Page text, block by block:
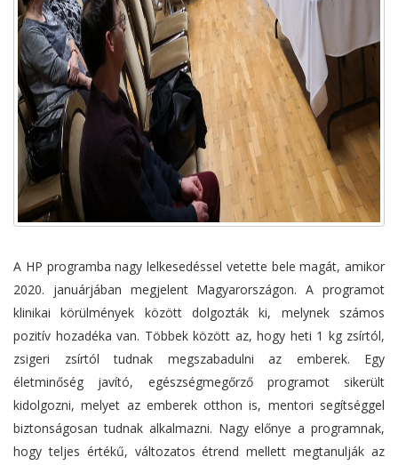
A HP programba nagy lelkesedéssel vetette bele magát, amikor
2020. januárjában megjelent Magyarországon. A programot
klinikai körülmények között dolgozták ki, melynek számos
pozitív hozadéka van. Többek között az, hogy heti 1 kg zsírtól,
zsigeri zsírtól tudnak megszabadulni az emberek. Egy
életminőség javító, egészségmegőrző programot sikerült
kidolgozni, melyet az emberek otthon is, mentori segítséggel
biztonságosan tudnak alkalmazni. Nagy előnye a programnak,
hogy teljes értékű, változatos étrend mellett megtanulják az